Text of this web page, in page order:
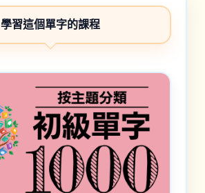
學習這個單字的課程